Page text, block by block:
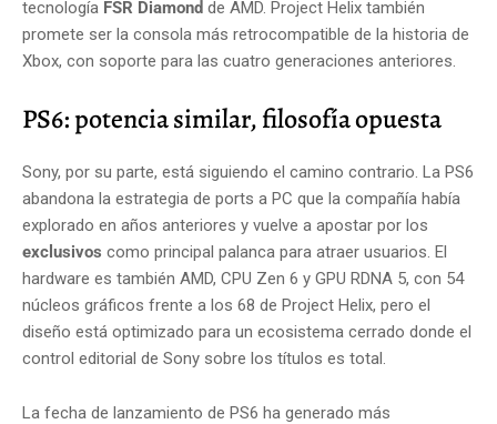
tecnología FSR Diamond de AMD. Project Helix también
promete ser la consola más retrocompatible de la historia de
Xbox, con soporte para las cuatro generaciones anteriores.
PS6: potencia similar, filosofía opuesta
Sony, por su parte, está siguiendo el camino contrario. La PS6
abandona la estrategia de ports a PC que la compañía había
explorado en años anteriores y vuelve a apostar por los
exclusivos como principal palanca para atraer usuarios. El
hardware es también AMD, CPU Zen 6 y GPU RDNA 5, con 54
núcleos gráficos frente a los 68 de Project Helix, pero el
diseño está optimizado para un ecosistema cerrado donde el
control editorial de Sony sobre los títulos es total.
La fecha de lanzamiento de PS6 ha generado más